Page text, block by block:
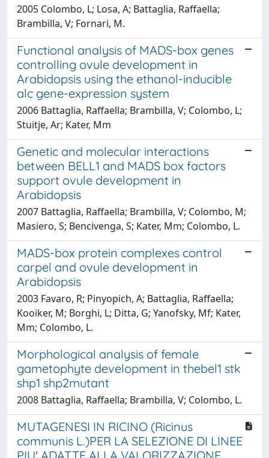
2005 Colombo, L; Losa, A; Battaglia, Raffaella;
Brambilla, V; Fornari, M.
Functional analysis of MADS-box genes
controlling ovule development in
Arabidopsis using the ethanol-inducible
alc gene-expression system
2006 Battaglia, Raffaella; Brambilla, V; Colombo, L;
Stuitje, Ar; Kater, Mm
Genetic and molecular interactions
between BELL1 and MADS box factors
support ovule development in
Arabidopsis
2007 Battaglia, Raffaella; Brambilla, V; Colombo, M;
Masiero, S; Bencivenga, S; Kater, Mm; Colombo, L.
MADS-box protein complexes control
carpel and ovule development in
Arabidopsis
2003 Favaro, R; Pinyopich, A; Battaglia, Raffaella;
Kooiker, M; Borghi, L; Ditta, G; Yanofsky, Mf; Kater,
Mm; Colombo, L.
Morphological analysis of female
gametophyte development in thebel1 stk
shp1 shp2mutant
2008 Battaglia, Raffaella; Brambilla, V; Colombo, L.
MUTAGENESI IN RICINO (Ricinus
communis L.)PER LA SELEZIONE DI LINEE